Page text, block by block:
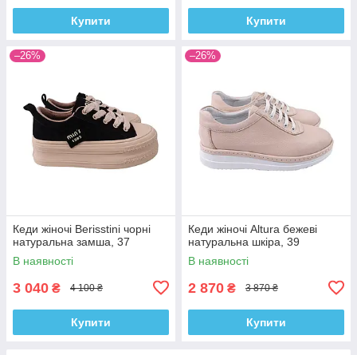
Купити Купити
–26%
Кеди жіночі Berisstini чорні
натуральна замша, 37
В наявності
3 040 ₴ 4 100 ₴
Купити
–26%
Кеди жіночі Altura бежеві
натуральна шкіра, 39
В наявності
2 870 ₴ 3 870 ₴
Купити